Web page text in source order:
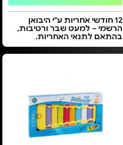
12 חודשי אחריות ע"י היבואן
הרשמי – למעט שבר ורטיבות,
בהתאם לתנאי האחריות.